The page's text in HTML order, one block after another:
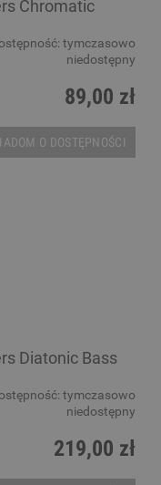
Chromatic
tymczasowo
niedostępny
89,00 zł
O DOSTĘPNOŚCI
Diatonic Bass
tymczasowo
niedostępny
219,00 zł